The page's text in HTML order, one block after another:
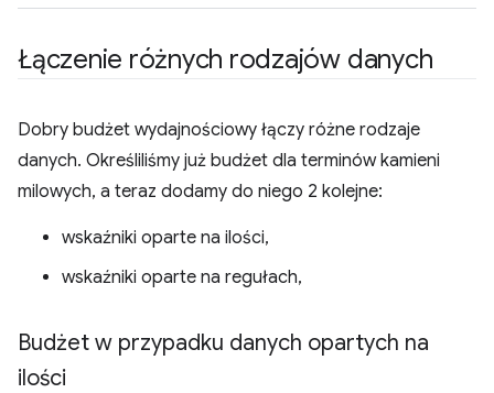
Łączenie różnych rodzajów danych
Dobry budżet wydajnościowy łączy różne rodzaje
danych. Określiliśmy już budżet dla terminów kamieni
milowych, a teraz dodamy do niego 2 kolejne:
wskaźniki oparte na ilości,
wskaźniki oparte na regułach,
Budżet w przypadku danych opartych na
ilości